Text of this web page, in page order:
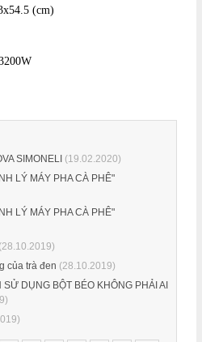
(cm)
SIMONELI(19.02.2020)
LÝ MÁY PHA CÀ PHÊ"
LÝ MÁY PHA CÀ PHÊ"
của trà đen (28.10.2019)
SỬ DỤNG BỘT BÉO KHÔNG PHẢI AI